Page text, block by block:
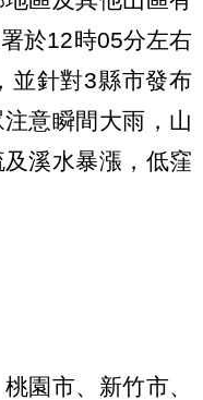
於12時05分左右
並針對3縣市發布
意瞬間大雨，山
溪水暴漲，低窪
園市、新竹市、